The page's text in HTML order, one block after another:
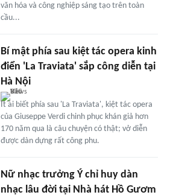
văn hóa và công nghiệp sáng tạo trên toàn
cầu...
Bí mật phía sau kiệt tác opera kinh
điển 'La Traviata' sắp công diễn tại
Hà Nội
Ít ai biết phía sau 'La Traviata', kiệt tác opera
của Giuseppe Verdi chinh phục khán giả hơn
170 năm qua là câu chuyện có thật; vở diễn
được dàn dựng rất công phu.
Nữ nhạc trưởng Ý chỉ huy dàn
nhạc lâu đời tại Nhà hát Hồ Gươm